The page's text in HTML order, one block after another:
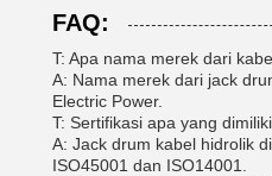
FAQ:
T: Apa nama merek dari
A: Nama merek dari jack
Electric Power.
T: Sertifikasi apa yang
A: Jack drum kabel hidrolik
ISO45001 dan ISO14001.